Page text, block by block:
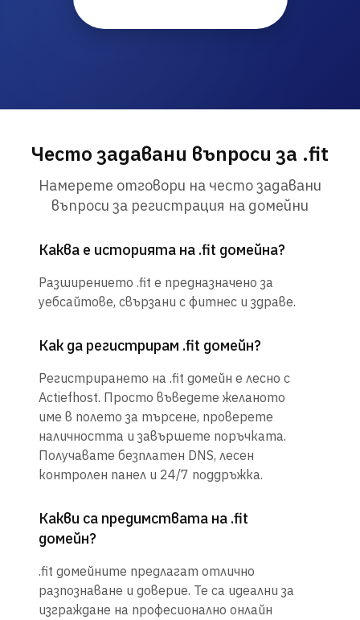
Често задавани въпроси за .fit
Намерете отговори на често задавани
въпроси за регистрация на домейни
Каква е историята на .fit домейна?
Разширението .fit е предназначено за
уебсайтове, свързани с фитнес и здраве.
Как да регистрирам .fit домейн?
Регистрирането на .fit домейн е лесно с
Actiefhost. Просто въведете желаното
име в полето за търсене, проверете
наличността и завършете поръчката.
Получавате безплатен DNS, лесен
контролен панел и 24/7 поддръжка.
Какви са предимствата на .fit
домейн?
.fit домейните предлагат отлично
разпознаване и доверие. Те са идеални за
изграждане на професионално онлайн